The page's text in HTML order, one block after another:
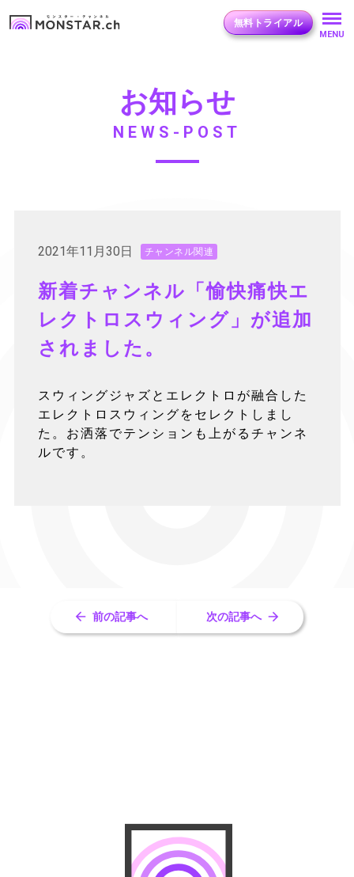
無料トライアル
MENU
お知らせ
NEWS-POST
2021年11月30日 チャンネル関連
新着チャンネル「愉快痛快エ
レクトロスウィング」が追加
されました。
スウィングジャズとエレクトロが融合した
エレクトロスウィングをセレクトしまし
た。お洒落でテンションも上がるチャンネ
ルです。
前の記事へ 次の記事へ